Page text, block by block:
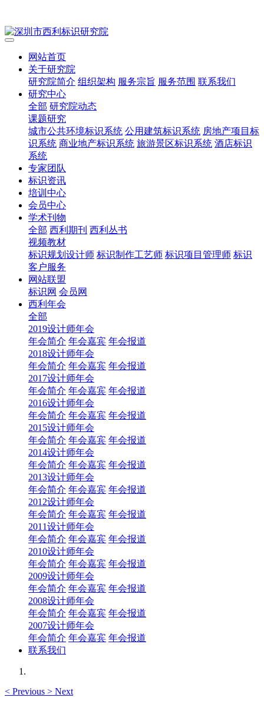
网站首页
关于研究院
研究院简介 组织架构 服务宗旨 服务范围 联系我们
研究中心
全部 研究院动态
课题研究
城市公共环境标识系统 公用建筑标识系统 房地产项目标
识系统 商业地产标识系统 旅游景区标识系统 酒店标识
系统
专家团队
标识资讯
培训中心
会员中心
学术刊物
全部 西利期刊 西利丛书
视频教材
标识规划设计师 标识制作工艺师 标识项目管理师 标识
客户服务
网站联盟
标识网 会员网
西利年会
全部
2019设计师年会
年会简介 年会嘉宾 年会报道
2018设计师年会
年会简介 年会嘉宾 年会报道
2017设计师年会
年会简介 年会嘉宾 年会报道
2016设计师年会
年会简介 年会嘉宾 年会报道
2015设计师年会
年会简介 年会嘉宾 年会报道
2014设计师年会
年会简介 年会嘉宾 年会报道
2013设计师年会
年会简介 年会嘉宾 年会报道
2012设计师年会
年会简介 年会嘉宾 年会报道
2011设计师年会
年会简介 年会嘉宾 年会报道
2010设计师年会
年会简介 年会嘉宾 年会报道
2009设计师年会
年会简介 年会嘉宾 年会报道
2008设计师年会
年会简介 年会嘉宾 年会报道
2007设计师年会
年会简介 年会嘉宾 年会报道
联系我们
< Previous > Next